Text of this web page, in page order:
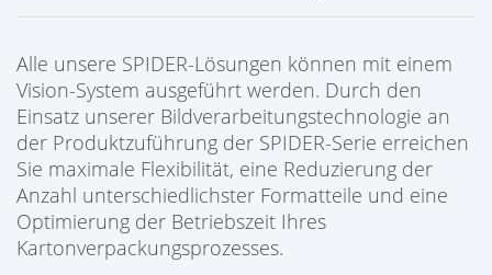
Alle unsere SPIDER-Lösungen können mit einem
Vision-System ausgeführt werden. Durch den
Einsatz unserer Bildverarbeitungstechnologie an
der Produktzuführung der SPIDER-Serie erreichen
Sie maximale Flexibilität, eine Reduzierung der
Anzahl unterschiedlichster Formatteile und eine
Optimierung der Betriebszeit Ihres
Kartonverpackungsprozesses.